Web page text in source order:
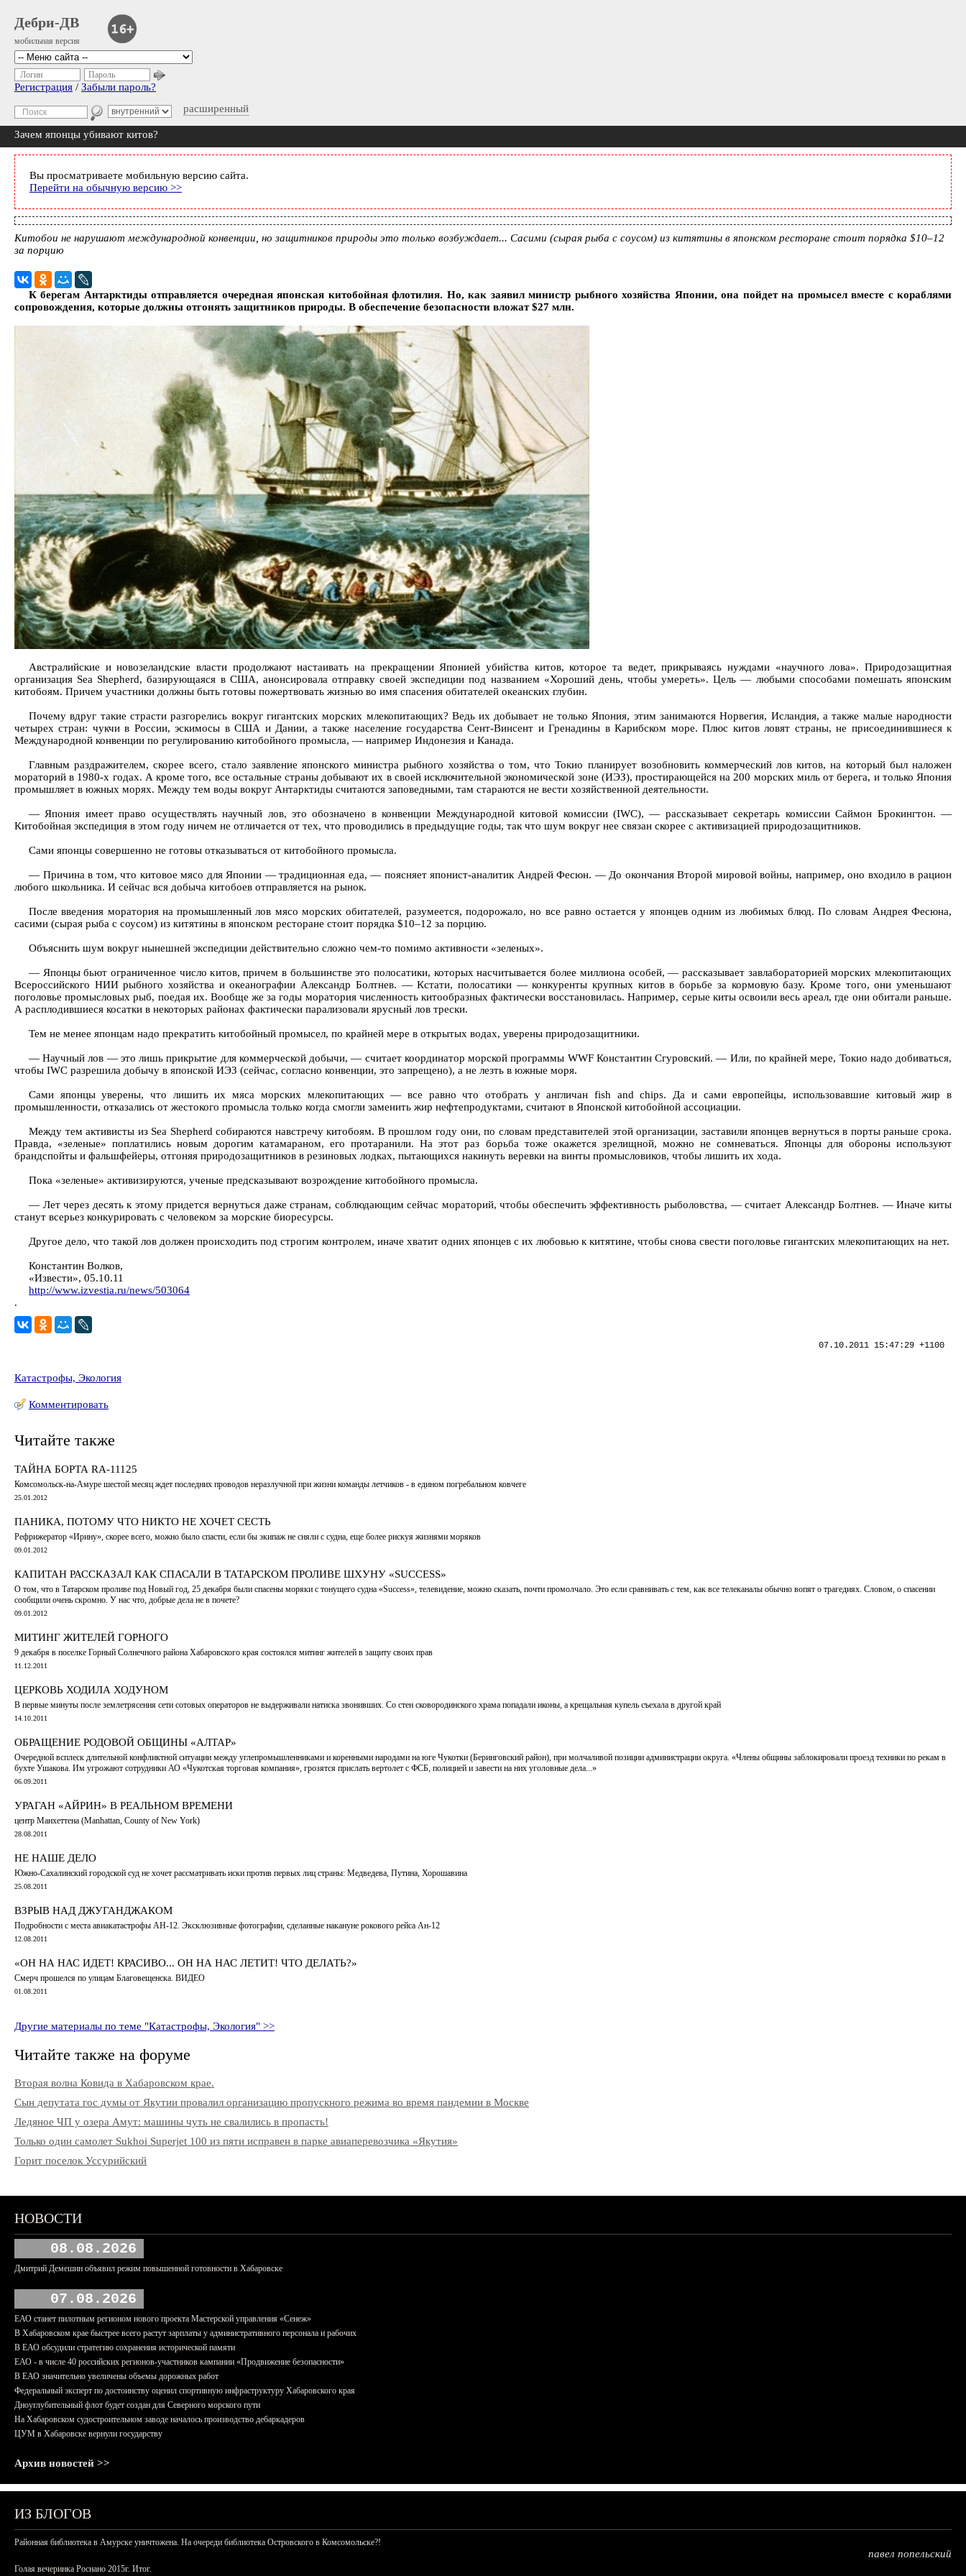
Дебри-ДВ
мобильная версия
расширенный
Логин Пароль
Регистрация / Забыли пароль?
Зачем японцы убивают китов?
Вы просматриваете мобильную версию сайта.
Перейти на обычную версию >>
Китобои не нарушают международной конвенции, но защитников природы это только возбуждает... Сасими (сырая рыба с соусом) из китятины в японском ресторане стоит порядка $10–12
за порцию
К берегам Антарктиды отправляется очередная японская китобойная флотилия. Но, как заявил министр рыбного хозяйства Японии, она пойдет на промысел вместе с кораблями
сопровождения, которые должны отгонять защитников природы. В обеспечение безопасности вложат $27 млн.
Австралийские и новозеландские власти продолжают настаивать на прекращении Японией убийства китов, которое та ведет, прикрываясь нуждами «научного лова». Природозащитная
организация Sea Shepherd, базирующаяся в США, анонсировала отправку своей экспедиции под названием «Хороший день, чтобы умереть». Цель — любыми способами помешать японским
китобоям. Причем участники должны быть готовы пожертвовать жизнью во имя спасения обитателей океанских глубин.
Почему вдруг такие страсти разгорелись вокруг гигантских морских млекопитающих? Ведь их добывает не только Япония, этим занимаются Норвегия, Исландия, а также малые народности
четырех стран: чукчи в России, эскимосы в США и Дании, а также население государства Сент-Винсент и Гренадины в Карибском море. Плюс китов ловят страны, не присоединившиеся к
Международной конвенции по регулированию китобойного промысла, — например Индонезия и Канада.
Главным раздражителем, скорее всего, стало заявление японского министра рыбного хозяйства о том, что Токио планирует возобновить коммерческий лов китов, на который был наложен
мораторий в 1980-х годах. А кроме того, все остальные страны добывают их в своей исключительной экономической зоне (ИЭЗ), простирающейся на 200 морских миль от берега, и только Япония
промышляет в южных морях. Между тем воды вокруг Антарктиды считаются заповедными, там стараются не вести хозяйственной деятельности.
— Япония имеет право осуществлять научный лов, это обозначено в конвенции Международной китовой комиссии (IWC), — рассказывает секретарь комиссии Саймон Брокингтон. —
Китобойная экспедиция в этом году ничем не отличается от тех, что проводились в предыдущие годы, так что шум вокруг нее связан скорее с активизацией природозащитников.
Сами японцы совершенно не готовы отказываться от китобойного промысла.
— Причина в том, что китовое мясо для Японии — традиционная еда, — поясняет японист-аналитик Андрей Фесюн. — До окончания Второй мировой войны, например, оно входило в рацион
любого школьника. И сейчас вся добыча китобоев отправляется на рынок.
После введения моратория на промышленный лов мясо морских обитателей, разумеется, подорожало, но все равно остается у японцев одним из любимых блюд. По словам Андрея Фесюна,
сасими (сырая рыба с соусом) из китятины в японском ресторане стоит порядка $10–12 за порцию.
Объяснить шум вокруг нынешней экспедиции действительно сложно чем-то помимо активности «зеленых».
— Японцы бьют ограниченное число китов, причем в большинстве это полосатики, которых насчитывается более миллиона особей, — рассказывает завлабораторией морских млекопитающих
Всероссийского НИИ рыбного хозяйства и океанографии Александр Болтнев. — Кстати, полосатики — конкуренты крупных китов в борьбе за кормовую базу. Кроме того, они уменьшают
поголовье промысловых рыб, поедая их. Вообще же за годы моратория численность китообразных фактически восстановилась. Например, серые киты освоили весь ареал, где они обитали раньше.
А расплодившиеся косатки в некоторых районах фактически парализовали ярусный лов трески.
Тем не менее японцам надо прекратить китобойный промысел, по крайней мере в открытых водах, уверены природозащитники.
— Научный лов — это лишь прикрытие для коммерческой добычи, — считает координатор морской программы WWF Константин Сгуровский. — Или, по крайней мере, Токио надо добиваться,
чтобы IWC разрешила добычу в японской ИЭЗ (сейчас, согласно конвенции, это запрещено), а не лезть в южные моря.
Сами японцы уверены, что лишить их мяса морских млекопитающих — все равно что отобрать у англичан fish and chips. Да и сами европейцы, использовавшие китовый жир в
промышленности, отказались от жестокого промысла только когда смогли заменить жир нефтепродуктами, считают в Японской китобойной ассоциации.
Между тем активисты из Sea Shepherd собираются навстречу китобоям. В прошлом году они, по словам представителей этой организации, заставили японцев вернуться в порты раньше срока.
Правда, «зеленые» поплатились новым дорогим катамараном, его протаранили. На этот раз борьба тоже окажется зрелищной, можно не сомневаться. Японцы для обороны используют
брандспойты и фальшфейеры, отгоняя природозащитников в резиновых лодках, пытающихся накинуть веревки на винты промысловиков, чтобы лишить их хода.
Пока «зеленые» активизируются, ученые предсказывают возрождение китобойного промысла.
— Лет через десять к этому придется вернуться даже странам, соблюдающим сейчас мораторий, чтобы обеспечить эффективность рыболовства, — считает Александр Болтнев. — Иначе киты
станут всерьез конкурировать с человеком за морские биоресурсы.
Другое дело, что такой лов должен происходить под строгим контролем, иначе хватит одних японцев с их любовью к китятине, чтобы снова свести поголовье гигантских млекопитающих на нет.
Константин Волков,
«Извести», 05.10.11
http://www.izvestia.ru/news/503064
.
07.10.2011 15:47:29 +1100
Катастрофы, Экология
Комментировать
Читайте также
ТАЙНА БОРТА RA-11125
Комсомольск-на-Амуре шестой месяц ждет последних проводов неразлучной при жизни команды летчиков - в едином погребальном ковчеге
25.01.2012
ПАНИКА, ПОТОМУ ЧТО НИКТО НЕ ХОЧЕТ СЕСТЬ
Рефрижератор «Ирину», скорее всего, можно было спасти, если бы экипаж не сняли с судна, еще более рискуя жизнями моряков
09.01.2012
КАПИТАН РАССКАЗАЛ КАК СПАСАЛИ В ТАТАРСКОМ ПРОЛИВЕ ШХУНУ «SUCCESS»
О том, что в Татарском проливе под Новый год, 25 декабря были спасены моряки с тонущего судна «Success», телевидение, можно сказать, почти промолчало. Это если сравнивать с тем, как все телеканалы обычно вопят о трагедиях. Словом, о спасении
сообщили очень скромно. У нас что, добрые дела не в почете?
09.01.2012
МИТИНГ ЖИТЕЛЕЙ ГОРНОГО
9 декабря в поселке Горный Солнечного района Хабаровского края состоялся митинг жителей в защиту своих прав
11.12.2011
ЦЕРКОВЬ ХОДИЛА ХОДУНОМ
В первые минуты после землетрясения сети сотовых операторов не выдерживали натиска звонивших. Со стен сковородинского храма попадали иконы, а крещальная купель съехала в другой край
14.10.2011
ОБРАЩЕНИЕ РОДОВОЙ ОБЩИНЫ «АЛТАР»
Очередной всплеск длительной конфликтной ситуации между углепромышленниками и коренными народами на юге Чукотки (Беринговский район), при молчаливой позиции администрации округа. «Члены общины заблокировали проезд техники по рекам в
бухте Ушакова. Им угрожают сотрудники АО «Чукотская торговая компания», грозятся прислать вертолет с ФСБ, полицией и завести на них уголовные дела...»
06.09.2011
УРАГАН «АЙРИН» В РЕАЛЬНОМ ВРЕМЕНИ
центр Манхеттена (Manhattan, County of New York)
28.08.2011
НЕ НАШЕ ДЕЛО
Южно-Сахалинский городской суд не хочет рассматривать иски против первых лиц страны: Медведева, Путина, Хорошавина
25.08.2011
ВЗРЫВ НАД ДЖУГАНДЖАКОМ
Подробности с места авиакатастрофы АН-12. Эксклюзивные фотографии, сделанные накануне рокового рейса Ан-12
12.08.2011
«ОН НА НАС ИДЕТ! КРАСИВО... ОН НА НАС ЛЕТИТ! ЧТО ДЕЛАТЬ?»
Смерч прошелся по улицам Благовещенска. ВИДЕО
01.08.2011
Другие материалы по теме "Катастрофы, Экология" >>
Читайте также на форуме
Вторая волна Ковида в Хабаровском крае.
Сын депутата гос думы от Якутии провалил организацию пропускного режима во время пандемии в Москве
Ледяное ЧП у озера Амут: машины чуть не свалились в пропасть!
Только один самолет Sukhoi Superjet 100 из пяти исправен в парке авиаперевозчика «Якутия»
Горит поселок Уссурийский
НОВОСТИ
08.08.2026
Дмитрий Демешин объявил режим повышенной готовности в Хабаровске
07.08.2026
ЕАО станет пилотным регионом нового проекта Мастерской управления «Сенеж»
В Хабаровском крае быстрее всего растут зарплаты у административного персонала и рабочих
В ЕАО обсудили стратегию сохранения исторической памяти
ЕАО - в числе 40 российских регионов-участников кампании «Продвижение безопасности»
В ЕАО значительно увеличены объемы дорожных работ
Федеральный эксперт по достоинству оценил спортивную инфраструктуру Хабаровского края
Дноуглубительный флот будет создан для Северного морского пути
На Хабаровском судостроительном заводе началось производство дебаркадеров
ЦУМ в Хабаровске вернули государству
Архив новостей >>
ИЗ БЛОГОВ
Районная библиотека в Амурске уничтожена. На очереди библиотека Островского в Комсомольске?!
павел попельский
Голая вечеринка Роснано 2015г. Итог.